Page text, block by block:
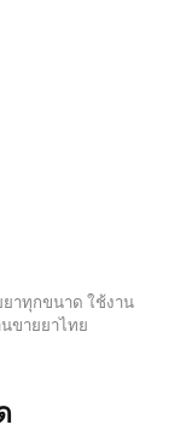
าทุกขนาด ใช้งาน
ขายยาไทย